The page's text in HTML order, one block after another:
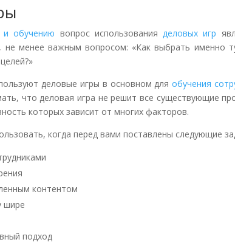
и обучению вопрос использования деловых игр
не менее важным вопросом: «Как выбрать именно
деловые игры в основном дляобучения
что деловая игра не решит все существующие
которых зависит от многих факторов.
когда перед вами поставлены следующие
контентом
шире
подход